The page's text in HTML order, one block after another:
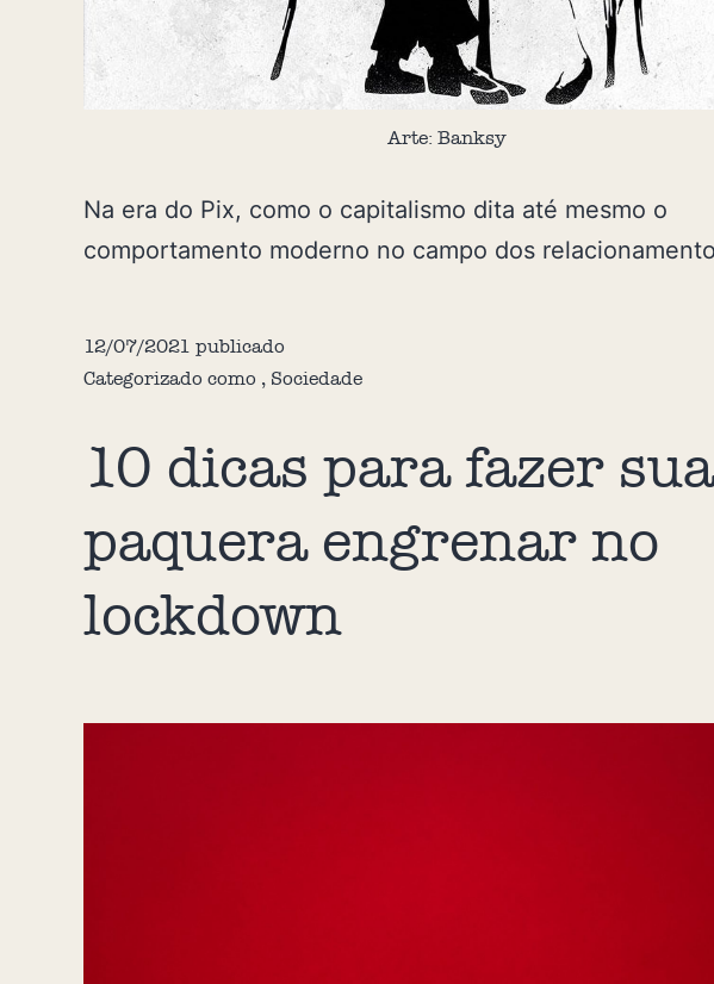
Arte: Banksy
Na era do Pix, como o capitalismo dita até mesmo o
comportamento moderno no campo dos
12/07/2021 publicado
Categorizado como , Sociedade
10 dicas para fazer sua
paquera engrenar no
lockdown